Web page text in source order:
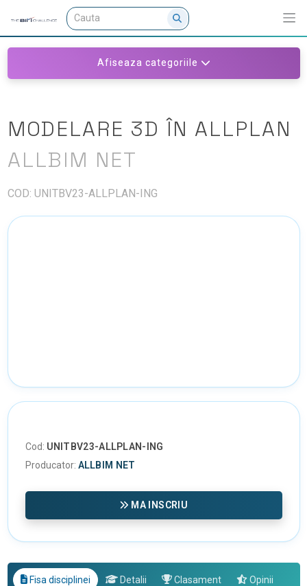
Afiseaza categoriile
MODELARE 3D ÎN ALLPLAN
ALLBIM NET
COD: UNITBV23-ALLPLAN-ING
Cod: UNITBV23-ALLPLAN-ING
Producator: ALLBIM NET
MA INSCRIU
Fisa disciplinei Detalii Clasament Opinii